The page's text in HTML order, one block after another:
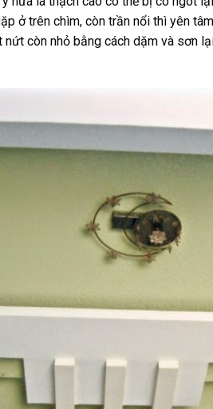
ở trên chìm, còn trần nổi thì yên
còn nhỏ bằng cách dặm và sơn